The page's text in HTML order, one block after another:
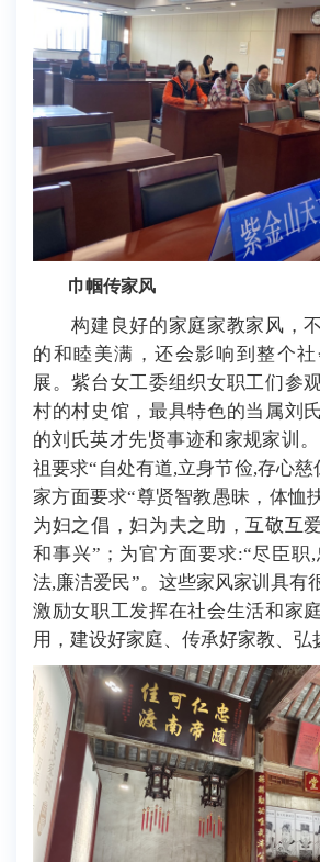
巾帼传家风
构建良好的家庭家教家风，
的和睦美满，还会影响到整个
展。紫台女工委组织女职工们参
村的村史馆，最具特色的当属刘
的刘氏英才先贤事迹和家规家训
祖要求“自处有道,立身节俭,存心慈
家方面要求“尊贤智教愚昧，体恤
为妇之倡，妇为夫之助，互敬互
和事兴”；为官方面要求:“尽臣职
法,廉洁爱民”。这些家风家训具有
激励女职工发挥在社会生活和家
用，建设好家庭、传承好家教、弘